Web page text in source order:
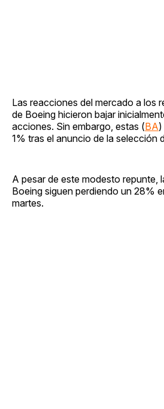
Las reacciones del mercado a los
de Boeing hicieron bajar
acciones. Sin embargo, estas (BA
1% tras el anuncio de la selección
A pesar de este modesto repunte,
Boeing siguen perdiendo un 28%
martes.